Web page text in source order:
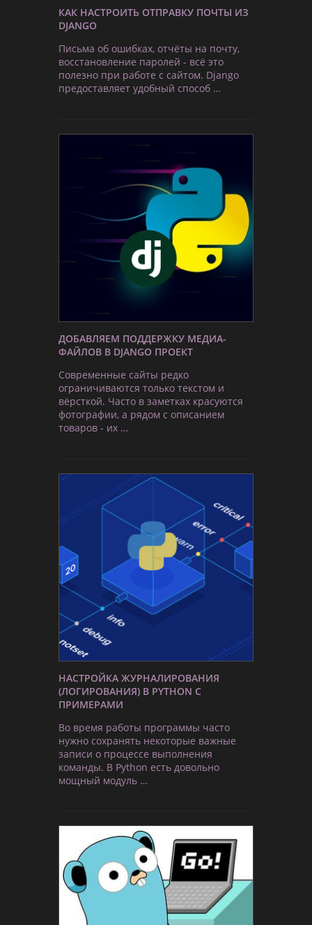
КАК НАСТРОИТЬ ОТПРАВКУ ПОЧТЫ ИЗ
DJANGO
Письма об ошибках, отчёты на почту,
восстановление паролей - всё это
полезно при работе с сайтом. Django
предоставляет удобный способ …
ДОБАВЛЯЕМ ПОДДЕРЖКУ МЕДИА-
ФАЙЛОВ В DJANGO ПРОЕКТ
Современные сайты редко
ограничиваются только текстом и
вёрсткой. Часто в заметках красуются
фотографии, а рядом с описанием
товаров - их …
НАСТРОЙКА ЖУРНАЛИРОВАНИЯ
(ЛОГИРОВАНИЯ) В PYTHON С
ПРИМЕРАМИ
Во время работы программы часто
нужно сохранять некоторые важные
записи о процессе выполнения
команды. В Python есть довольно
мощный модуль …